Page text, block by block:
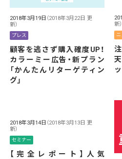
2018年3月19日 （2018年3月22日 更
新）
プレス
顧客を逃さず購入確度UP！
カラーミー広告・新プラン
「かんたんリターゲティン
グ」
新）
ニ
2018年3月14日 （2018年3月13日 更
新）
セミナー
【完全レポート】人気